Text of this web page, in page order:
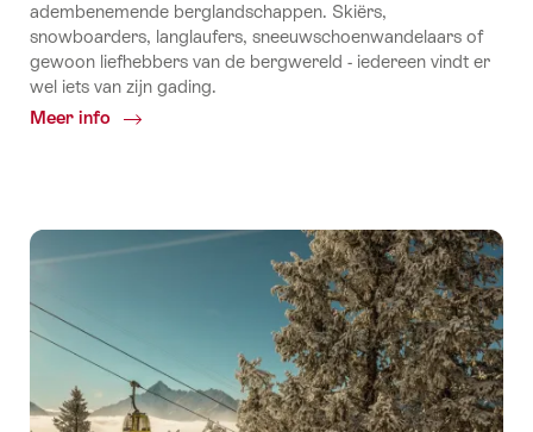
adembenemende berglandschappen. Skiërs,
snowboarders, langlaufers, sneeuwschoenwandelaars of
gewoon liefhebbers van de bergwereld - iedereen vindt er
wel iets van zijn gading.
Meer info
Common.Of